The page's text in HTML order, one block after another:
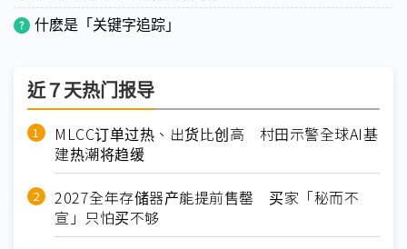
什麽是「关键字追踪」
近７天热门报导
MLCC订单过热、出货比创高 村田示警全球AI基
建热潮将趋缓
2027全年存储器产能提前售罄 买家「秘而不
宣」只怕买不够